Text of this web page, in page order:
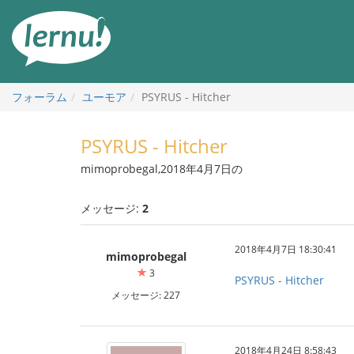
フォーラム ユーモア PSYRUS - Hitcher
PSYRUS - Hitcher
mimoprobegal,2018年4月7日の
メッセージ: 2
mimoprobegal
3
メッセージ: 227
2018年4月7日 18:30:41
PSYRUS - Hitcher
2018年4月24日 8:58:43